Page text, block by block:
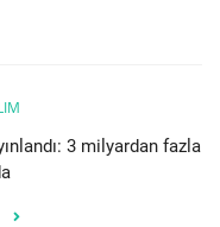
3 milyardan fazla